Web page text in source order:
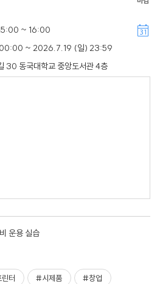
~ 16:00
~ 2026.7.19 (일) 23:59
30 동국대학교 중앙도서관 4층
운용 실습
터 #시제품 #창업